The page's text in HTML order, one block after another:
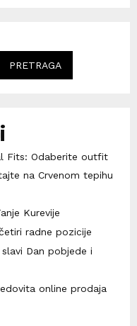
PRETRAGA
Fits: Odaberite outfit
na Crvenom tepihu
Kurevije
radne pozicije
Dan pobjede i
online prodaja